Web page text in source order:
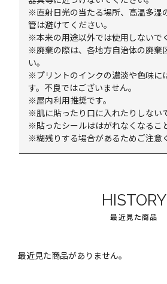
※直射日光の当たる場所、高温多湿
管は避けてください。
※本来の用途以外では使用しないで
※廃棄の際は、各地方自治体の廃棄
い。
※プリントのインクの濃淡や色味に
す。不良ではございません。
※屋内利用推奨です。
※肌に貼ったり口に入れたりしない
※貼ったシールははがれなくなるこ
※糊残りする場合があるためご注意
HISTORY
最近見た商品
最近見た商品がありません。